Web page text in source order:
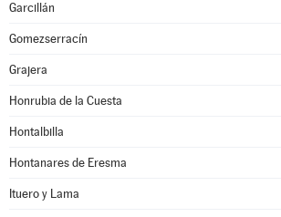
Garcillán
Gomezserracín
Grajera
Honrubia de la Cuesta
Hontalbilla
Hontanares de Eresma
Ituero y Lama